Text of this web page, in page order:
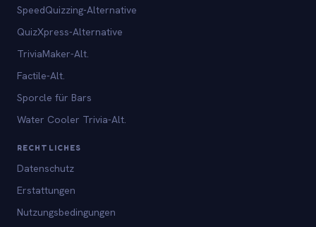
SpeedQuizzing-Alternative
QuizXpress-Alternative
TriviaMaker-Alt.
Factile-Alt.
Sporcle für Bars
Water Cooler Trivia-Alt.
RECHTLICHES
Datenschutz
Erstattungen
Nutzungsbedingungen